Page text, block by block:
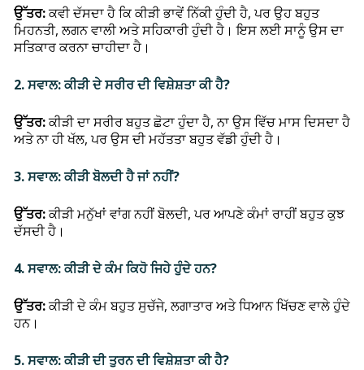
ਉੱਤਰ:ਕਵੀ ਦੱਸਦਾ ਹੈ ਕਿ ਕੀੜੀ ਭਾਵੇਂ ਨਿੱਕੀ ਹੁੰਦੀ ਹੈ, ਪਰ ਉਹ ਬਹੁਤ
ਮਿਹਨਤੀ, ਲਗਨ ਵਾਲੀ ਅਤੇ ਸਹਿਕਾਰੀ ਹੁੰਦੀ ਹੈ। ਇਸ ਲਈ ਸਾਨੂੰ ਉਸ ਦਾ
ਸਤਿਕਾਰ ਕਰਨਾ ਚਾਹੀਦਾ ਹੈ।
2. ਸਵਾਲ: ਕੀੜੀ ਦੇ ਸਰੀਰ ਦੀ ਵਿਸ਼ੇਸ਼ਤਾ ਕੀ ਹੈ?
ਉੱਤਰ:ਕੀੜੀ ਦਾ ਸਰੀਰ ਬਹੁਤ ਛੋਟਾ ਹੁੰਦਾ ਹੈ, ਨਾ ਉਸ ਵਿੱਚ ਮਾਸ ਦਿਸਦਾ ਹੈ
ਅਤੇ ਨਾ ਹੀ ਖੱਲ, ਪਰ ਉਸ ਦੀ ਮਹੱਤਤਾ ਬਹੁਤ ਵੱਡੀ ਹੁੰਦੀ ਹੈ।
3. ਸਵਾਲ: ਕੀੜੀ ਬੋਲਦੀ ਹੈ ਜਾਂ ਨਹੀਂ?
ਉੱਤਰ:ਕੀੜੀ ਮਨੁੱਖਾਂ ਵਾਂਗ ਨਹੀਂ ਬੋਲਦੀ, ਪਰ ਆਪਣੇ ਕੰਮਾਂ ਰਾਹੀਂ ਬਹੁਤ ਕੁਝ
ਦੱਸਦੀ ਹੈ।
4. ਸਵਾਲ: ਕੀੜੀ ਦੇ ਕੰਮ ਕਿਹੋ ਜਿਹੇ ਹੁੰਦੇ ਹਨ?
ਉੱਤਰ:ਕੀੜੀ ਦੇ ਕੰਮ ਬਹੁਤ ਸੁਚੱਜੇ, ਲਗਾਤਾਰ ਅਤੇ ਧਿਆਨ ਖਿੱਚਣ ਵਾਲੇ ਹੁੰਦੇ
ਹਨ।
5. ਸਵਾਲ: ਕੀੜੀ ਦੀ ਤੁਰਨ ਦੀ ਵਿਸ਼ੇਸ਼ਤਾ ਕੀ ਹੈ?